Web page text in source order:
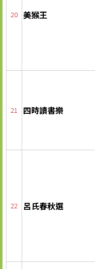
20 美猴王
21 四時讀書樂
22 呂氏春秋選